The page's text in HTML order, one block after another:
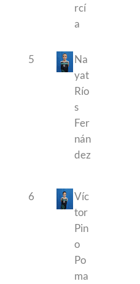
rcí
a
5
Na
yat
Río
s
Fer
nán
dez
6
Víc
tor
Pin
o
Po
ma